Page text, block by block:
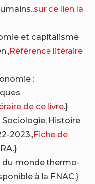
sur ce lien la
et capitalisme
Référence litéraire
:
de ce livre.}
Sociologie, Histoire
2023.,Fiche de
du monde thermo-
à la FNAC.}